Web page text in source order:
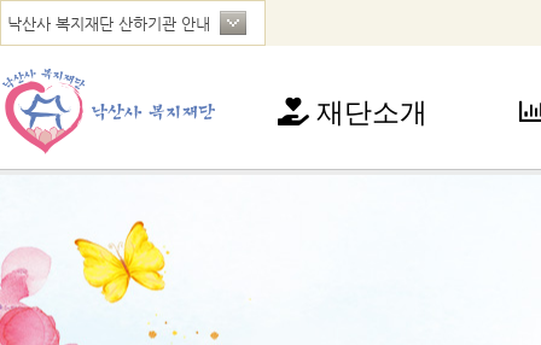
재단소개